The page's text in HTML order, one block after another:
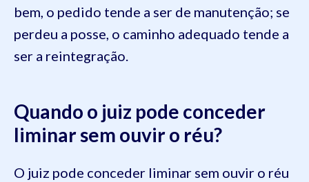
bem, o pedido tende a ser de manutenção; se
perdeu a posse, o caminho adequado tende a
ser a reintegração.
Quando o juiz pode conceder
liminar sem ouvir o réu?
O juiz pode conceder liminar sem ouvir o réu